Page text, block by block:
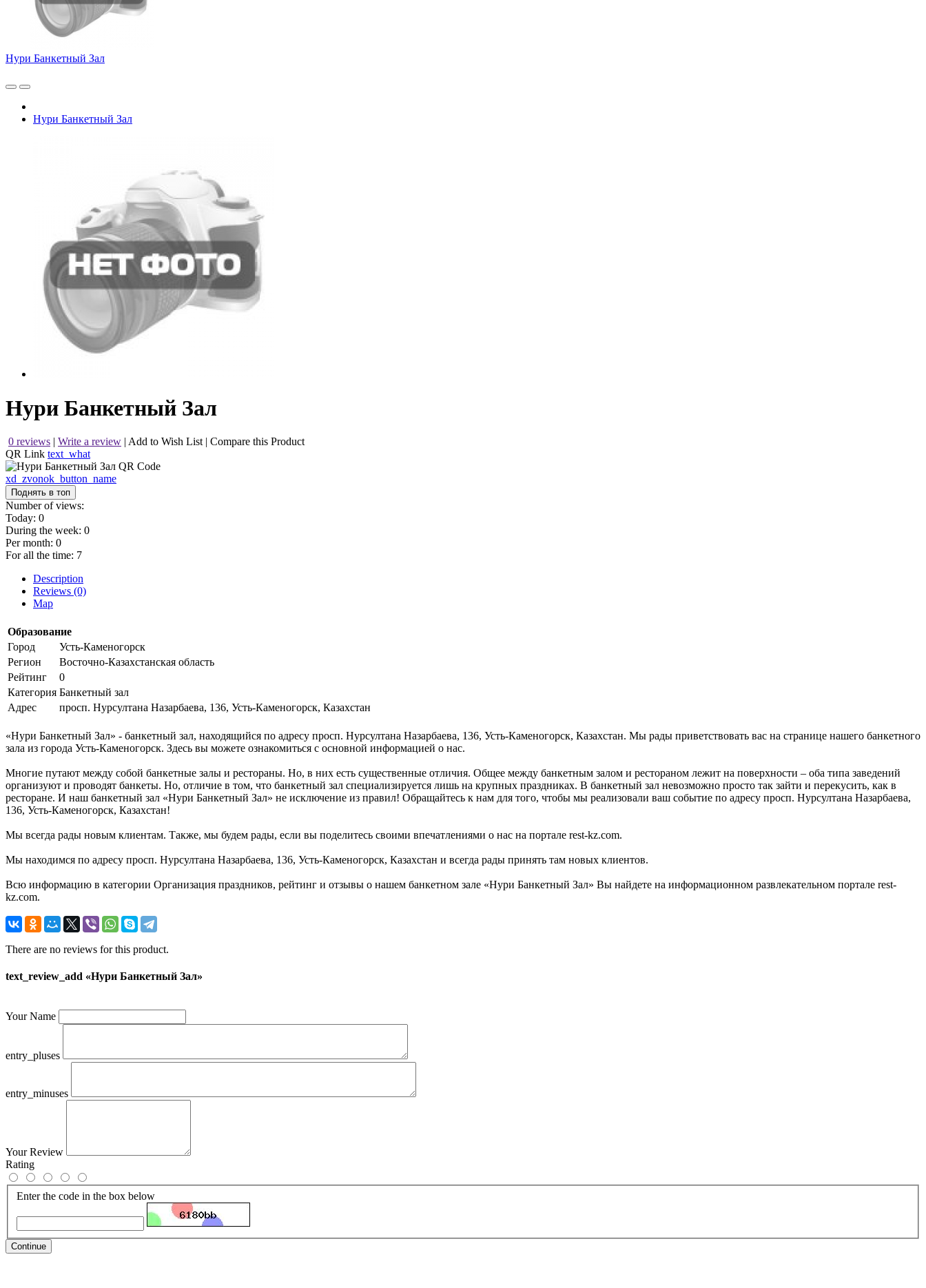
Нури Банкетный Зал
Нури Банкетный Зал
Нури Банкетный Зал
0 reviews | Write a review | Add to Wish List | Compare this Product
QR Link text_what
xd_zvonok_button_name
Поднять в топ
Number of views:
Today: 0
During the week: 0
Per month: 0
For all the time: 7
Description
Reviews (0)
Map
Образование
Город
Усть-Каменогорск
Регион
Восточно-Казахстанская область
Рейтинг
0
Категория Банкетный зал
Адрес
просп. Нурсултана Назарбаева, 136, Усть-Каменогорск, Казахстан
«Нури Банкетный Зал» - банкетный зал, находящийся по адресу просп. Нурсултана Назарбаева, 136, Усть-Каменогорск, Казахстан. Мы рады приветствовать вас на странице нашего банкетного
зала из города Усть-Каменогорск. Здесь вы можете ознакомиться с основной информацией о нас.
Многие путают между собой банкетные залы и рестораны. Но, в них есть существенные отличия. Общее между банкетным залом и рестораном лежит на поверхности – оба типа заведений
организуют и проводят банкеты. Но, отличие в том, что банкетный зал специализируется лишь на крупных праздниках. В банкетный зал невозможно просто так зайти и перекусить, как в
ресторане. И наш банкетный зал «Нури Банкетный Зал» не исключение из правил! Обращайтесь к нам для того, чтобы мы реализовали ваш событие по адресу просп. Нурсултана Назарбаева,
136, Усть-Каменогорск, Казахстан!
Мы всегда рады новым клиентам. Также, мы будем рады, если вы поделитесь своими впечатлениями о нас на портале rest-kz.com.
Мы находимся по адресу просп. Нурсултана Назарбаева, 136, Усть-Каменогорск, Казахстан и всегда рады принять там новых клиентов.
Всю информацию в категории Организация праздников, рейтинг и отзывы о нашем банкетном зале «Нури Банкетный Зал» Вы найдете на информационном развлекательном портале rest-
kz.com.
There are no reviews for this product.
text_review_add «Нури Банкетный Зал»
Your Name
entry_pluses
entry_minuses
Your Review
Rating
Enter the code in the box below
Continue